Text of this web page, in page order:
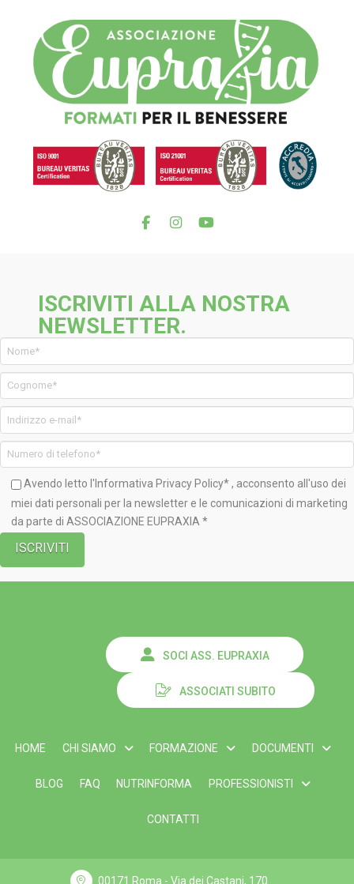
ISCRIVITI ALLA NOSTRA
NEWSLETTER.
Avendo letto l'Informativa Privacy Policy*, acconsento all'uso dei
miei dati personali per la newsletter e le comunicazioni di marketing
da parte di ASSOCIAZIONE EUPRAXIA *
SOCI ASS. EUPRAXIA
ASSOCIATI SUBITO
HOME CHI SIAMO FORMAZIONE DOCUMENTI
BLOG FAQ NUTRINFORMA PROFESSIONISTI
CONTATTI
00171 Roma - Via dei Castani, 170